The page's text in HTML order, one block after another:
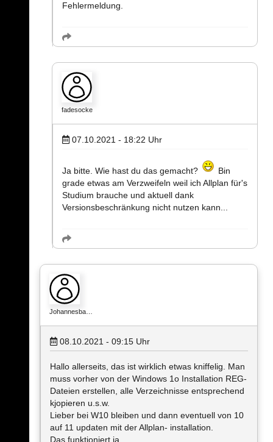
Fehlermeldung.
fadesocke
07.10.2021 - 18:22 Uhr
Ja bitte. Wie hast du das gemacht?
Bin
grade etwas am Verzweifeln weil ich Allplan für's
Studium brauche und aktuell dank
Versionsbeschränkung nicht nutzen kann...
Johannesba…
08.10.2021 - 09:15 Uhr
Hallo allerseits, das ist wirklich etwas kniffelig. Man
muss vorher von der Windows 1o Installation REG-
Dateien erstellen, alle Verzeichnisse entsprechend
kjopieren u.s.w.
Lieber bei W10 bleiben und dann eventuell von 10
auf 11 updaten mit der Allplan- installation.
Das funktioniert ja.